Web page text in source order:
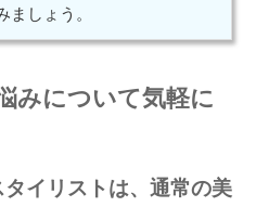
ましょう。
みについて気軽に
イリストは、通常の美